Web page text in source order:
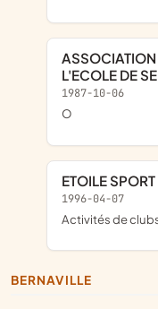
ASSOCIATION SPORTIVE SCOLAIRE U S E P DE
L'ECOLE DE
1987-10-06
o
ETOILE
1996-04-07
Activités de
BERNAVILLE